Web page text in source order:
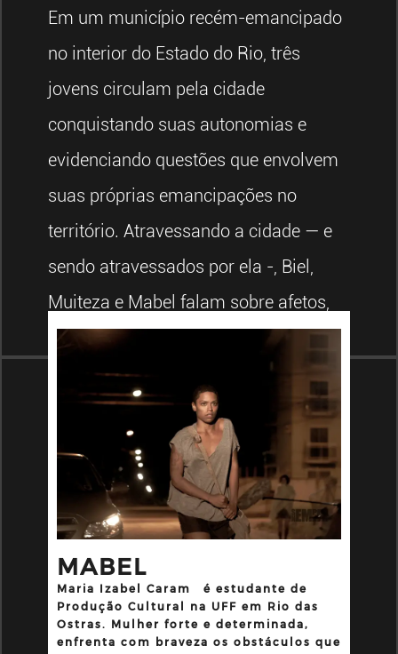
Em um município recém-emancipado
no interior do Estado do Rio, três
jovens circulam pela cidade
conquistando suas autonomias e
evidenciando questões que envolvem
suas próprias emancipações no
território. Atravessando a cidade — e
sendo atravessados por ela -, Biel,
Muiteza e Mabel falam sobre afetos,
(im) permanências e aspirações.
MABEL
Maria Izabel Caram
é estudante de
Produção Cultural na UFF em Rio das
Ostras. Mulher forte e determinada,
enfrenta com braveza os obstáculos que